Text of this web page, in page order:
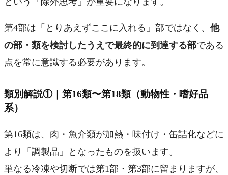
第4部は「とりあえずここに入れる」部ではなく、 他
の部・類を検討したうえで最終的に到達する部である
点を常に意識する必要があります。
類別解説①｜第16類〜第18類（動物性・嗜好品
系）
第16類は、肉・魚介類が加熱・味付け・缶詰化などに
より「調製品」となったものを扱います。
単なる冷凍や切断では第1部・第3部に留まりますが、